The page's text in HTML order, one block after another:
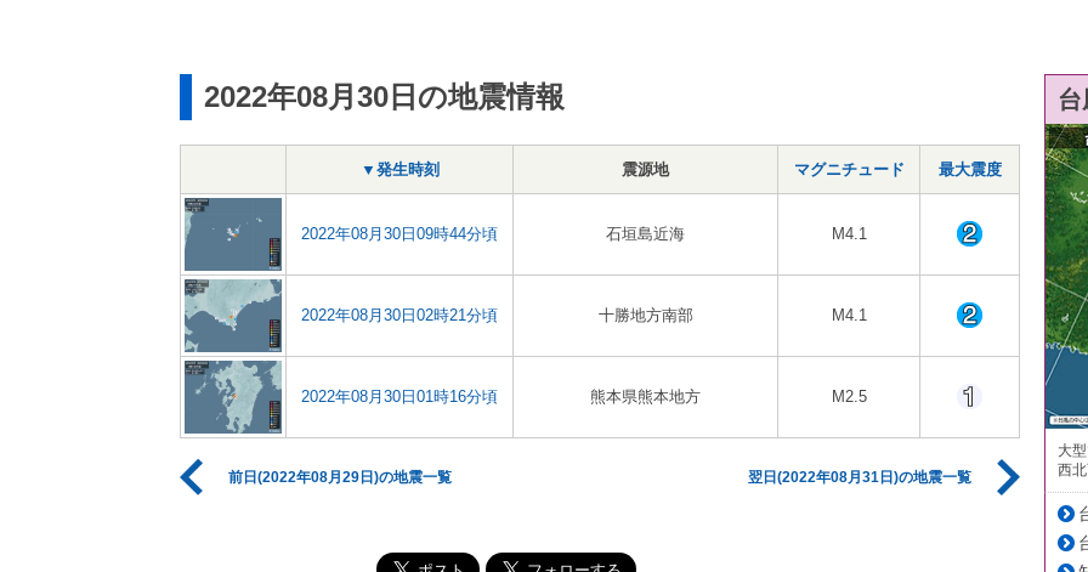
2022年08月30日の地震情報
▼発生時刻 震源地 マグニチュード 最大震度
2022年08月30日09時44分頃 石垣島近海 M4.1
2022年08月30日02時21分頃 十勝地方南部 M4.1
2022年08月30日01時16分頃 熊本県熊本地方 M2.5
前日(2022年08月29日)の地震一覧 翌日(2022年08月31日)の地震一覧
大
西